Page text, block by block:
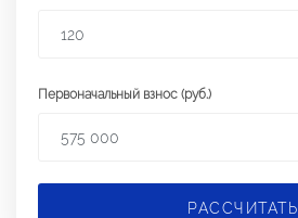
Первоначальный взнос (руб.)
РАССЧИТАТЬ